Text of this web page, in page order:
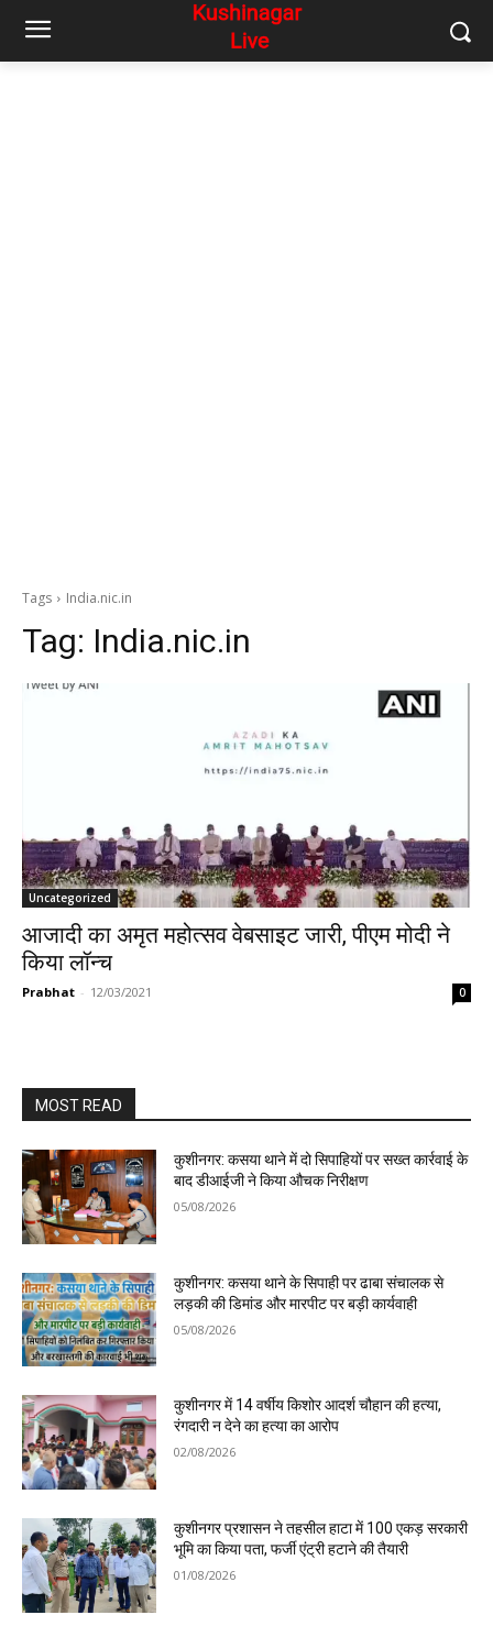
Tags India.nic.in
Tag: India.nic.in
Uncategorized
आजादी का अमृत महोत्सव वेबसाइट जारी, पीएम मोदी ने
किया लॉन्च
Prabhat - 12/03/2021 0
MOST READ
कुशीनगर: कसया थाने में दो सिपाहियों पर सख्त कार्रवाई के
बाद डीआईजी ने किया औचक निरीक्षण
05/08/2026
कुशीनगर: कसया थाने के सिपाही पर ढाबा संचालक से
लड़की की डिमांड और मारपीट पर बड़ी कार्यवाही
05/08/2026
कुशीनगर में 14 वर्षीय किशोर आदर्श चौहान की हत्या,
रंगदारी न देने का हत्या का आरोप
02/08/2026
कुशीनगर प्रशासन ने तहसील हाटा में 100 एकड़ सरकारी
भूमि का किया पता, फर्जी एंट्री हटाने की तैयारी
01/08/2026